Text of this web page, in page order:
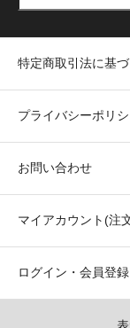
特定商取引法に基
プライバシーポリ
お問い合わせ
マイアカウント(注
ログイン・会員登録